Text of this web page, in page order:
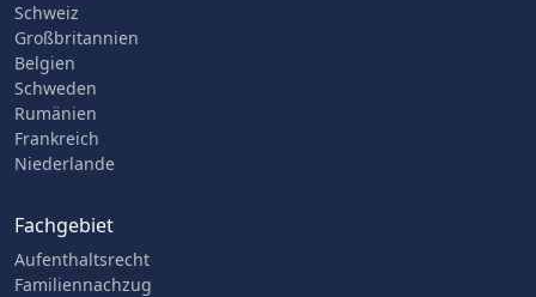
Schweiz
Großbritannien
Belgien
Schweden
Rumänien
Frankreich
Niederlande
Fachgebiet
Aufenthaltsrecht
Familiennachzug